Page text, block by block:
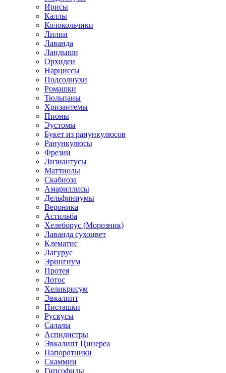
Ирисы
Каллы
Колокольчики
Лилии
Лаванда
Ландыши
Орхидеи
Нарциссы
Подсолнухи
Ромашки
Тюльпаны
Хризантемы
Пионы
Эустомы
Букет из ранункулюсов
Ранункулюсы
Фрезии
Лизиантусы
Маттиолы
Скабиоза
Амариллисы
Дельфиниумы
Вероника
Астильба
Хелеборус (Морозник)
Лаванда сухоцвет
Клематис
Лагурус
Эрингиум
Протея
Лотос
Хеликрисум
Эвкалипт
Писташки
Рускусы
Салалы
Аспидистры
Эвкалипт Цинереа
Папоротники
Скаммии
Гипсофилы